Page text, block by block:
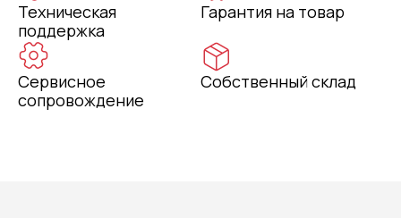
Техническая
поддержка
Гарантия на товар
Сервисное
сопровождение
Собственный склад